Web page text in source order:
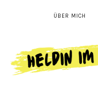
ÜBER MICH